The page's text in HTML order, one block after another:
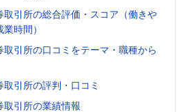
取引所の総合評価・スコア（働きや
時間）
引所の口コミをテーマ・職種から
引所の評判・口コミ
取引所の業績情報